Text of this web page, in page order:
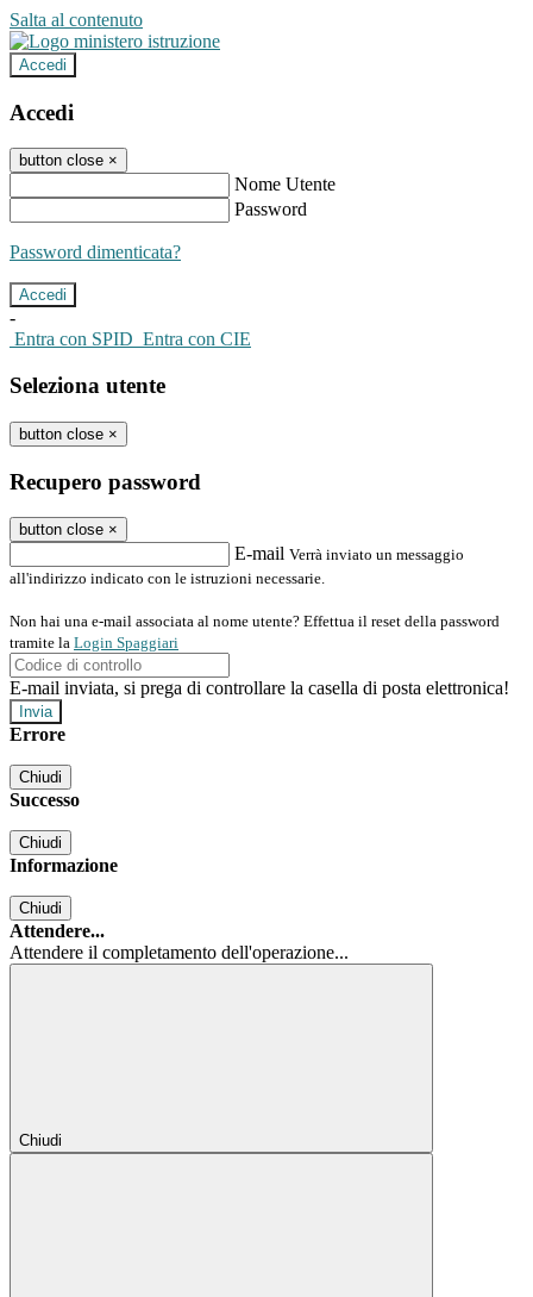
Salta al contenuto
Accedi
Accedi
button close ×
Nome Utente
Password
Password dimenticata?
-
Entra con SPID Entra con CIE
Seleziona utente
button close ×
Recupero password
button close ×
E-mail Verrà inviato un messaggio
all'indirizzo indicato con le istruzioni necessarie.
Non hai una e-mail associata al nome utente? Effettua il reset della password
tramite la Login Spaggiari
E-mail inviata, si prega di controllare la casella di posta elettronica!
Errore
Chiudi
Successo
Chiudi
Informazione
Chiudi
Attendere...
Attendere il completamento dell'operazione...
Chiudi